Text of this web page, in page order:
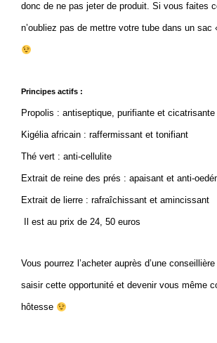
donc de ne pas jeter de produit. Si vous faites
n’oubliez pas de mettre votre tube dans un sac
Principes actifs :
Propolis : antiseptique, purifiante et cicatrisante
Kigélia africain : raffermissant et tonifiant
Thé vert : anti-cellulite
Extrait de reine des prés : apaisant et anti-
Extrait de lierre : rafraîchissant et amincissant
Il est au prix de 24, 50 euros
Vous pourrez l’acheter auprès d’une
saisir cette opportunité et devenir vous même
hôtesse